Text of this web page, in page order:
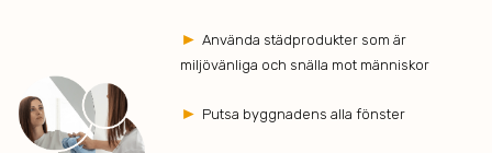
►Använda städprodukter som är
miljövänliga och snälla mot människor
► Putsa byggnadens alla fönster